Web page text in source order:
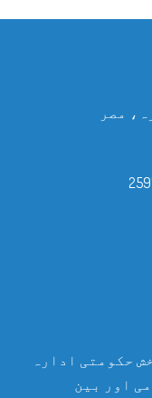
مصر
حکومتی ادارہ
اور بین